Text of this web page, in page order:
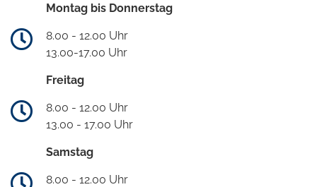
Montag bis Donnerstag
8.00 - 12.00 Uhr
13.00-17.00 Uhr
Freitag
8.00 - 12.00 Uhr
13.00 - 17.00 Uhr
Samstag
8.00 - 12.00 Uhr